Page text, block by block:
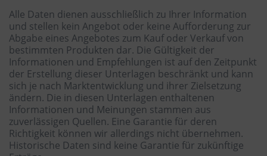
Alle Daten dienen ausschließlich zu Ihrer Information
und stellen kein Angebot oder keine Aufforderung zur
Abgabe eines Angebotes zum Kauf oder Verkauf von
bestimmten Produkten dar. Die Gültigkeit der
Informationen und Empfehlungen ist auf den Zeitpunkt
der Erstellung dieser Unterlagen beschränkt und kann
sich je nach Marktentwicklung und ihrer Zielsetzung
ändern. Die in diesen Unterlagen enthaltenen
Informationen und Meinungen stammen aus
zuverlässigen Quellen. Eine Garantie für deren
Richtigkeit können wir allerdings nicht übernehmen.
Historische Daten sind keine Garantie für zukünftige